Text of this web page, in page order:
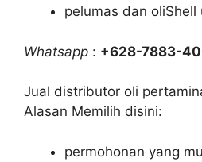
pelumas dan oliShell
Whatsapp : +628-7883-
Jual distributor oli
Alasan Memilih disini:
permohonan yang